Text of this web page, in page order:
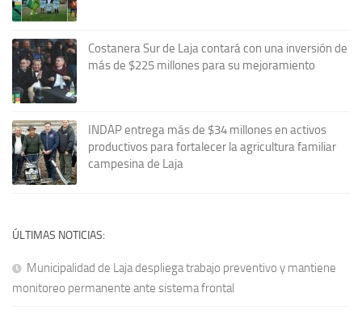
Costanera Sur de Laja contará con una inversión de
más de $225 millones para su mejoramiento
INDAP entrega más de $34 millones en activos
productivos para fortalecer la agricultura familiar
campesina de Laja
ÚLTIMAS NOTICIAS:
Municipalidad de Laja despliega trabajo preventivo y mantiene
monitoreo permanente ante sistema frontal